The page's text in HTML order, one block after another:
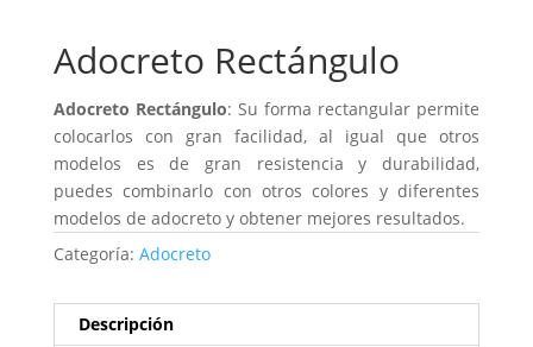
Adocreto Rectángulo
Adocreto Rectángulo: Su forma rectangular permite
colocarlos con gran facilidad, al igual que otros
modelos es de gran resistencia y durabilidad,
puedes combinarlo con otros colores y diferentes
modelos de adocreto y obtener mejores resultados.
Categoría: Adocreto
Descripción